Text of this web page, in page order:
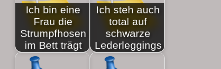
Ich bin eine
Frau die
Strumpfhosen
im Bett trägt
Ich steh auch
total auf
schwarze
Lederleggings